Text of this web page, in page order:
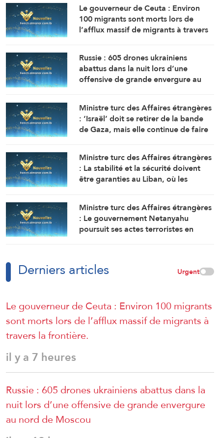
Le gouverneur de Ceuta : Environ
100 migrants sont morts lors de
l’afflux massif de migrants à travers
Russie : 605 drones ukrainiens
abattus dans la nuit lors d’une
offensive de grande envergure au
Ministre turc des Affaires étrangères
: ‘Israël’ doit se retirer de la bande
de Gaza, mais elle continue de faire
Ministre turc des Affaires étrangères
: La stabilité et la sécurité doivent
être garanties au Liban, où les
ont entraîné la mort et le
déplacement de milliers de
personnes
Ministre turc des Affaires étrangères
: Le gouvernement Netanyahu
poursuit ses actes terroristes en
Derniers articles Urgent
Le gouverneur de Ceuta : Environ 100 migrants
sont morts lors de l’afflux massif de migrants à
travers la frontière.
il y a 7 heures
Russie : 605 drones ukrainiens abattus dans la
nuit lors d’une offensive de grande envergure
au nord de Moscou